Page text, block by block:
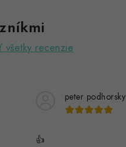
všetky recenzie
peter podhorsky
👍